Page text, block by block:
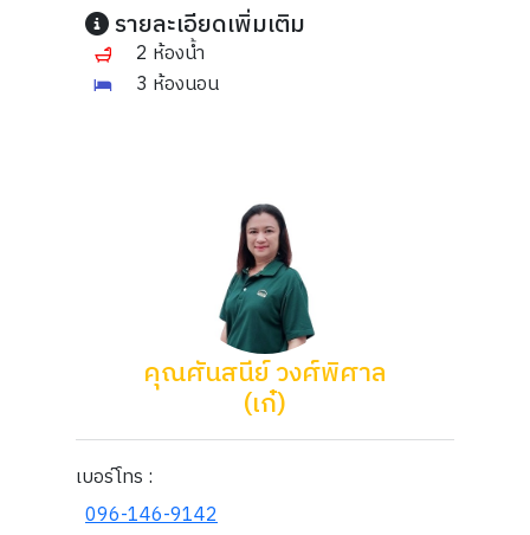
รายละเอียดเพิ่มเติม
2 ห้องน้ำ
3 ห้องนอน
คุณศันสนีย์ วงศ์พิศาล
(เก๋)
เบอร์โทร :
096-146-9142